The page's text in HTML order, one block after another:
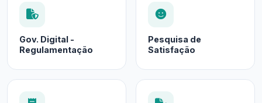
Gov. Digital -
Regulamentação
Pesquisa de
Satisfação